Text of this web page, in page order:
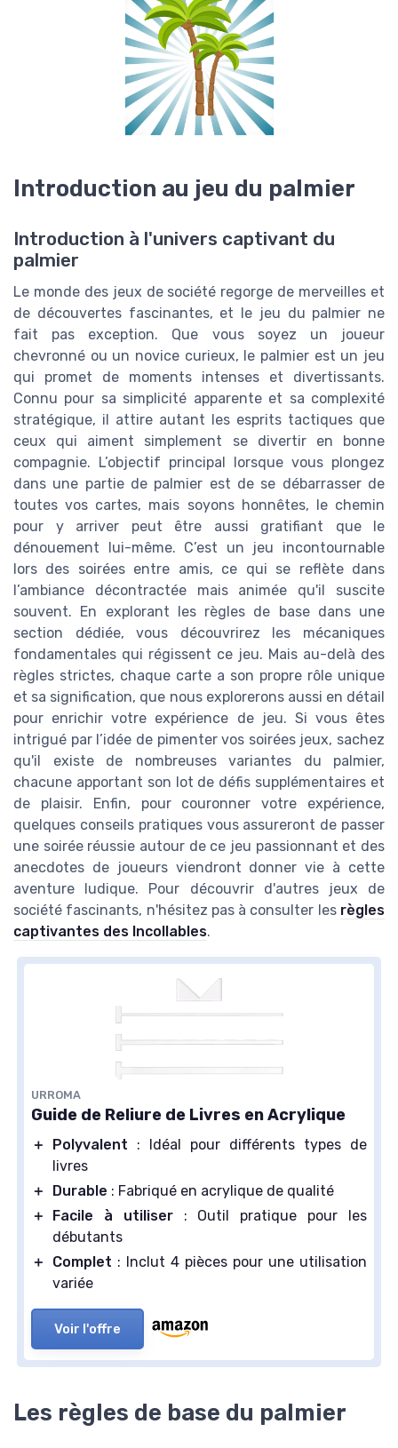
Introduction au jeu du palmier
Introduction à l'univers captivant du
palmier
Le monde des jeux de société regorge de merveilles et
de découvertes fascinantes, et le jeu du palmier ne
fait pas exception. Que vous soyez un joueur
chevronné ou un novice curieux, le palmier est un jeu
qui promet de moments intenses et divertissants.
Connu pour sa simplicité apparente et sa complexité
stratégique, il attire autant les esprits tactiques que
ceux qui aiment simplement se divertir en bonne
compagnie. L’objectif principal lorsque vous plongez
dans une partie de palmier est de se débarrasser de
toutes vos cartes, mais soyons honnêtes, le chemin
pour y arriver peut être aussi gratifiant que le
dénouement lui-même. C’est un jeu incontournable
lors des soirées entre amis, ce qui se reflète dans
l’ambiance décontractée mais animée qu'il suscite
souvent. En explorant les règles de base dans une
section dédiée, vous découvrirez les mécaniques
fondamentales qui régissent ce jeu. Mais au-delà des
règles strictes, chaque carte a son propre rôle unique
et sa signification, que nous explorerons aussi en détail
pour enrichir votre expérience de jeu. Si vous êtes
intrigué par l’idée de pimenter vos soirées jeux, sachez
qu'il existe de nombreuses variantes du palmier,
chacune apportant son lot de défis supplémentaires et
de plaisir. Enfin, pour couronner votre expérience,
quelques conseils pratiques vous assureront de passer
une soirée réussie autour de ce jeu passionnant et des
anecdotes de joueurs viendront donner vie à cette
aventure ludique. Pour découvrir d'autres jeux de
société fascinants, n'hésitez pas à consulter les règles
captivantes des Incollables.
URROMA
Guide de Reliure de Livres en Acrylique
＋ Polyvalent : Idéal pour différents types de
livres
＋
Durable : Fabriqué en acrylique de qualité
＋
Facile à utiliser: Outil pratique pour les
débutants
＋
Complet : Inclut 4 pièces pour une utilisation
variée
Voir l'offre
Les règles de base du palmier